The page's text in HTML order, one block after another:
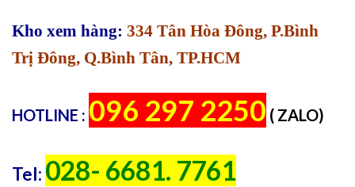
Kho xem hàng: 334 Tân Hòa Đông, P.Bình
Trị Đông, Q.Bình Tân, TP.HCM
HOTLINE : 096 297 2250 ( ZALO)
Tel: 028- 6681. 7761